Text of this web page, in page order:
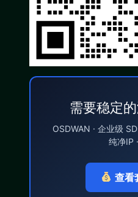
需要稳定
OSDWAN · 企业级
纯净IP
查看